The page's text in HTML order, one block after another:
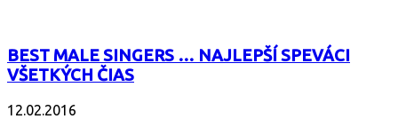
BEST MALE SINGERS … NAJLEPŠÍ SPEVÁCI
VŠETKÝCH ČIAS
12.02.2016